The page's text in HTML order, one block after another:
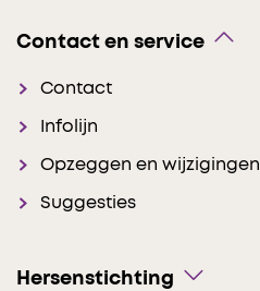
Contact en service
Contact
Infolijn
Opzeggen en wijzigingen
Suggesties
Hersenstichting